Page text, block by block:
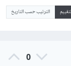
الترتيب حسب التاريخ
0